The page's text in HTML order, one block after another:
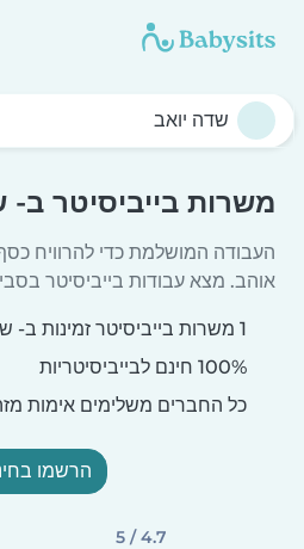
משרות בייביסיטר ב-
העבודה המושלמת כדי להרוויח
אוהב. מצא עבודות בייביסיטר
1 משרות בייביסיטר זמינות ב- שדה יואב
כל החברים משלימים אימות
הרשמו
4.7 / 5